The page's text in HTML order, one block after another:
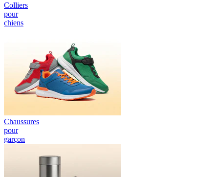
Colliers
pour
chiens
Chaussures
pour
garçon